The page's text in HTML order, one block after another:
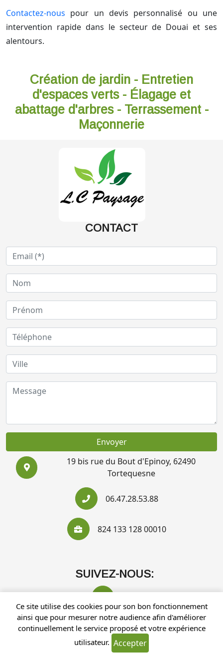
Contactez-nous pour un devis personnalisé ou une
intervention rapide dans le secteur de Douai et ses
alentours.
Création de jardin - Entretien
d'espaces verts - Élagage et
abattage d'arbres - Terrassement -
Maçonnerie
CONTACT
Envoyer
19 bis rue du Bout d'Epinoy, 62490
Tortequesne
06.47.28.53.88
824 133 128 00010
SUIVEZ-NOUS:
Recherches fréquentes
Ce site utilise des cookies pour son bon fonctionnement
ainsi que pour mesurer notre audience afin d'améliorer
continuellement le service proposé et votre expérience
utilisateur. Accepter